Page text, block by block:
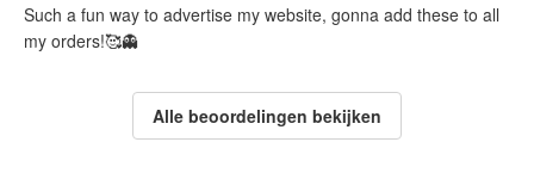
Such a fun way to advertise my website, gonna add these to all
my orders!🥰👻
Alle beoordelingen bekijken